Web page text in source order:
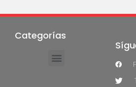
Categorías